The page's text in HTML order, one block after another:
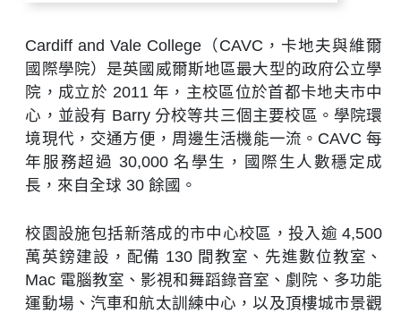
Cardiff and Vale College（CAVC，卡地夫與維爾
國際學院）是英國威爾斯地區最大型的政府公立學
院，成立於 2011 年，主校區位於首都卡地夫市中
心，並設有 Barry 分校等共三個主要校區。學院環
境現代，交通方便，周邊生活機能一流。CAVC 每
年服務超過 30,000 名學生，國際生人數穩定成
長，來自全球 30 餘國。
校園設施包括新落成的市中心校區，投入逾 4,500
萬英鎊建設，配備 130 間教室、先進數位教室、
Mac 電腦教室、影視和舞蹈錄音室、劇院、多功能
運動場、汽車和航太訓練中心，以及頂樓城市景觀